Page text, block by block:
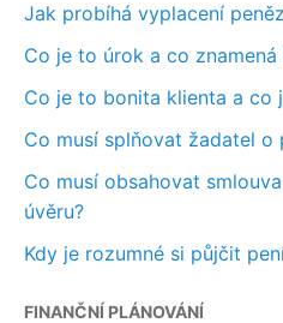
Jak probíhá vyplacení
Co je to úrok a co znamená
Co je to bonita klienta a co
Co musí splňovat žadatel o
Co musí obsahovat
úvěru?
Kdy je rozumné si půjčit
FINANČNÍ PLÁNOVÁNÍ